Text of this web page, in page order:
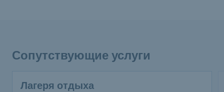
Сопутствующие услуги
Лагеря отдыха